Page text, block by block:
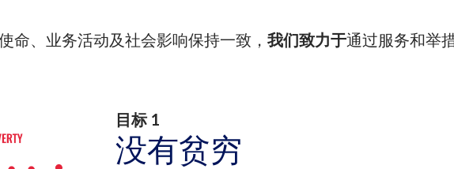
命、业务活动及社会影响保持一致，我们致力于通过服务和举
目标1
没有贫穷